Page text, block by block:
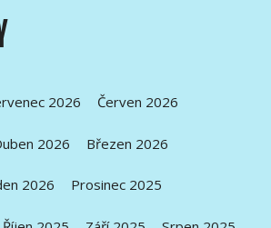
2026 Červen 2026
2026 Březen 2026
2026 Prosinec 2025